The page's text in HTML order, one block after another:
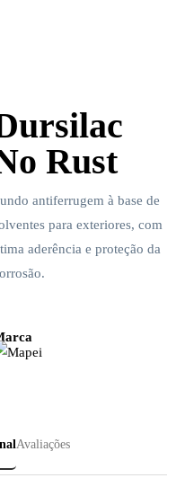
Rust
antiferrugem à base de
para exteriores, com
aderência e proteção da
Avaliações